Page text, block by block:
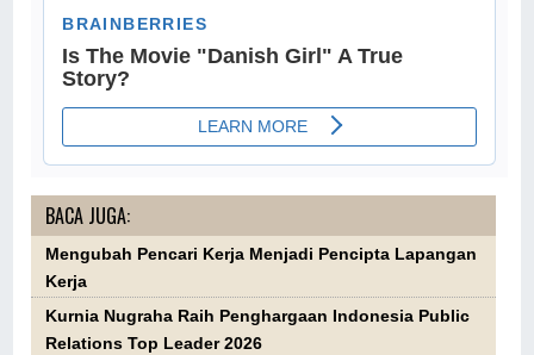
BACA JUGA:
Mengubah Pencari Kerja Menjadi Pencipta Lapangan
Kerja
Kurnia Nugraha Raih Penghargaan Indonesia Public
Relations Top Leader 2026